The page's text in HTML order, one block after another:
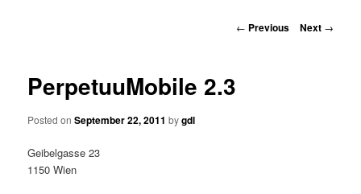
content
Post
← Previous Next →
PerpetuuMobile 2.3
Posted onSeptember 22, 2011 bygdl
Geibelgasse 23
1150 Wien